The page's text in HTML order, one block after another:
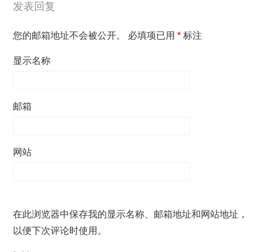
发表回复
您的邮箱地址不会被公开。 必填项已用* 标注
显示名称
邮箱
网站
在此浏览器中保存我的显示名称、邮箱地址和网站地址，
以便下次评论时使用。